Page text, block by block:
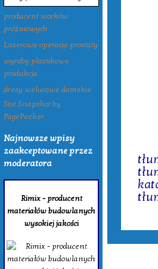
producent worków
próżniowych
Laserowa operacja prostaty
wyroby plastikowe
produkcja
dresy welurowe damskie
Site Snapshot by
PagePeeker
Najnowsze wpisy
zaakceptowane przez
moderatora
Rimix - producent
materiałów budowlanych
wysokiej jakości